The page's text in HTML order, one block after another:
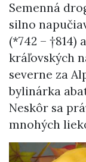
Semenná
silno
(*742 –
kráľovských
severne za
bylinárka
Neskôr sa
mnohých